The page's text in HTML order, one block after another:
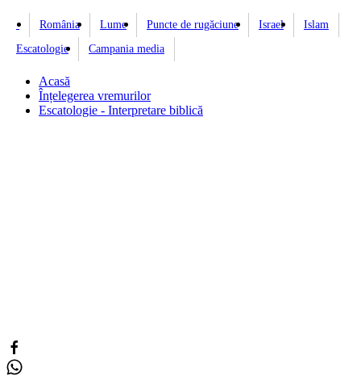
România Lume Puncte de rugăciune Israel
Islam
Escatologie
Campania media
Acasă
Înțelegerea vremurilor
Escatologie - Interpretare biblică